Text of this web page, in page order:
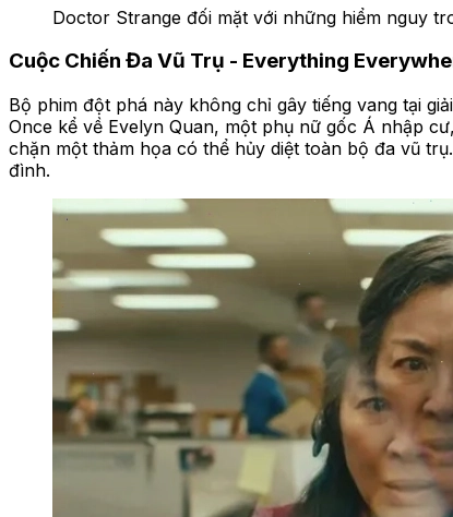
Doctor Strange đối mặt với những hiểm nguy
Cuộc Chiến Đa Vũ Trụ - Everything
Bộ phim đột phá này không chỉ gây tiếng vang tại
Once kể về Evelyn Quan, một phụ nữ gốc Á nhập
chặn một thảm họa có thể hủy diệt toàn bộ đa vũ
đình.